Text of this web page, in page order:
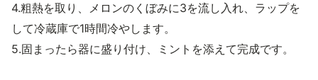
4.粗熱を取り、メロンのくぼみに3を流し入れ、ラップを
して冷蔵庫で1時間冷やします。
5.固まったら器に盛り付け、ミントを添えて完成です。